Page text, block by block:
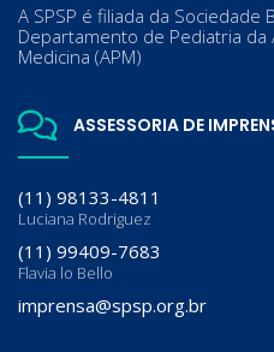
A SPSP é filiada da Sociedade
Departamento de Pediatria da
Medicina (APM)
ASSESSORIA DE
(11) 98133-4811
Luciana Rodriguez
(11) 99409-7683
Flavia lo Bello
imprensa@spsp.org.br